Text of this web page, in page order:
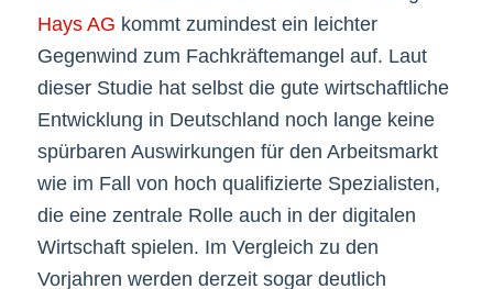
Hays AG kommt zumindest ein leichter
Gegenwind zum Fachkräftemangel auf. Laut
dieser Studie hat selbst die gute wirtschaftliche
Entwicklung in Deutschland noch lange keine
spürbaren Auswirkungen für den Arbeitsmarkt
wie im Fall von hoch qualifizierte Spezialisten,
die eine zentrale Rolle auch in der digitalen
Wirtschaft spielen. Im Vergleich zu den
Vorjahren werden derzeit sogar deutlich